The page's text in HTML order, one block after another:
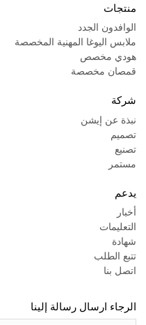
منتجات
الوافدون الجدد
ملابس اليوغا المهنية المخصصة
هودي مخصص
قمصان مخصصة
شركة
نبذة عن إيشن
تصميم
تصنيع
مستمر
يدعم
أخبار
التعليمات
شهادة
تتبع الطلب
اتصل بنا
الرجاء ارسال رسالة إلينا